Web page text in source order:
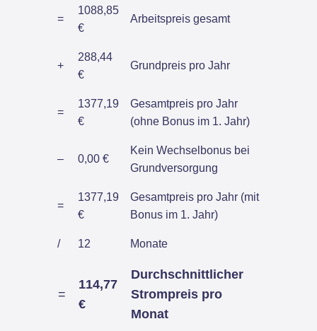
=
1088,85
€
Arbeitspreis gesamt
+
288,44
€
Grundpreis pro Jahr
=
1377,19
€
Gesamtpreis pro Jahr
(ohne Bonus im 1. Jahr)
– 0,00 €
Kein Wechselbonus bei
Grundversorgung
=
1377,19
€
Gesamtpreis pro Jahr (mit
Bonus im 1. Jahr)
/ 12 Monate
=
114,77
€
Durchschnittlicher
Strompreis pro
Monat